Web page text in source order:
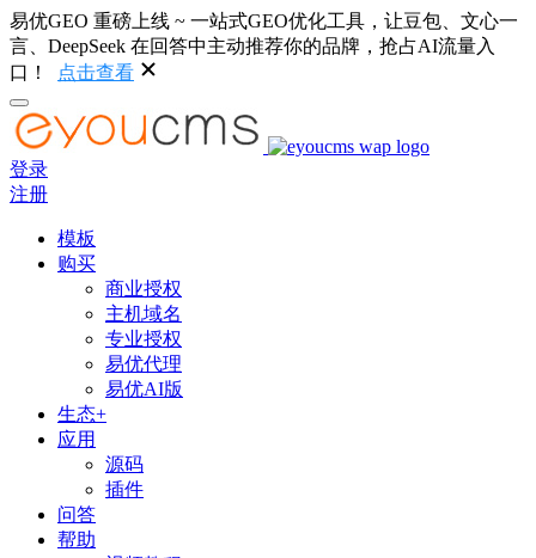
易优GEO 重磅上线 ~ 一站式GEO优化工具，让豆包、文心一
言、DeepSeek 在回答中主动推荐你的品牌，抢占AI流量入
口！
点击查看
登录
注册
模板
购买
商业授权
主机域名
专业授权
易优代理
易优AI版
生态+
应用
源码
插件
问答
帮助